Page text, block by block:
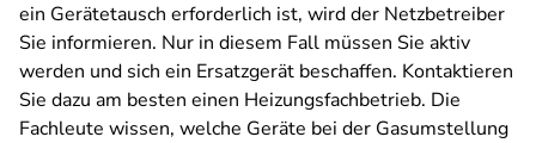
ein Gerätetausch erforderlich ist, wird der Netzbetreiber
Sie informieren. Nur in diesem Fall müssen Sie aktiv
werden und sich ein Ersatzgerät beschaffen. Kontaktieren
Sie dazu am besten einen Heizungsfachbetrieb. Die
Fachleute wissen, welche Geräte bei der Gasumstellung